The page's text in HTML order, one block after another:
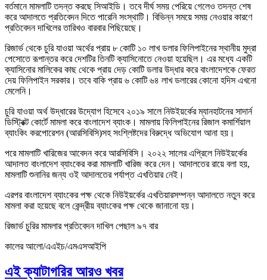
বর্তমানে মামলাটি তদন্ত করছে সিআইডি। তবে দীর্ঘ সময় পেরিয়ে গেলেও তদন্ত শেষ
করে আদালতে প্রতিবেদন দিতে পারেনি সংস্থাটি। বিভিন্ন সময়ে সময় নেওয়ার কারণে
প্রতিবেদন দাখিলের তারিখও বারবার পিছিয়েছে।
রিজার্ভ থেকে চুরি যাওয়া অর্থের প্রায় ৮ কোটি ১০ লাখ ডলার ফিলিপাইনের স্থানীয় মুদ্রা
পেসোতে রূপান্তর করে দেশটির তিনটি ক্যাসিনোতে নেওয়া হয়েছিল। এর মধ্যে একটি
ক্যাসিনোর মালিকের কাছ থেকে প্রায় দেড় কোটি ডলার উদ্ধার করে বাংলাদেশকে ফেরত
দেয় ফিলিপাইন সরকার। তবে বাকি প্রায় ৬ কোটি ৬৪ লাখ ডলারের কোনো হদিস এখনো
মেলেনি।
চুরি যাওয়া অর্থ উদ্ধারের উদ্যোগ হিসেবে ২০১৯ সালে নিউইয়র্কের ম্যানহাটনের সাদার্ন
ডিস্ট্রিক্ট কোর্টে মামলা করে বাংলাদেশ ব্যাংক। মামলায় ফিলিপাইনের রিজাল কমার্শিয়াল
ব্যাংকিং করপোরেশন (আরসিবিসি)সহ সংশ্লিষ্টদের বিরুদ্ধে অভিযোগ আনা হয়।
পরে মামলাটি খারিজের আবেদন করে আরসিবিসি। ২০২২ সালের এপ্রিলে নিউইয়র্কের
আদালত বাংলাদেশ ব্যাংকের করা মামলাটি খারিজ করে দেন। আদালতের রায়ে বলা হয়,
মামলাটি শুনানির জন্য ওই আদালতের পর্যাপ্ত এখতিয়ার নেই।
এরপর বাংলাদেশ ব্যাংকের পক্ষ থেকে নিউইয়র্কের এখতিয়ারসম্পন্ন আদালতে নতুন করে
মামলা করা হয়েছে বলে কেন্দ্রীয় ব্যাংকের পক্ষ থেকে জানানো হয়।
রিজার্ভ চুরির মামলার প্রতিবেদন দাখিল পেছাল ৯৭ বার
কালের আলো/এএইচ/এমএসআইপি
এই ক্যাটাগরির আরও খবর